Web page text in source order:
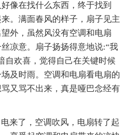
在找什么东西，终于找到
。满面春风的样子，扇子见主
外，虽然风没有空调和电扇
凉意。扇子扬扬得意地说:“我
自欢喜，觉得自己在关键时候
及时雨。空调和电扇看电扇的
又骂不出来，真是哑巴念经有
了，空调吹风，电扇转了起